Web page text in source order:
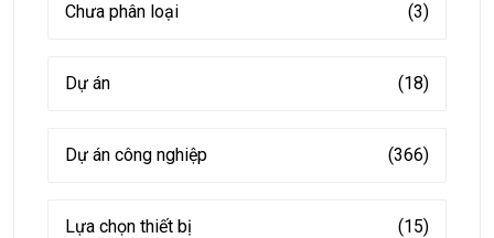
Chưa phân loại (3)
Dự án (18)
Dự án công nghiệp (366)
Lựa chọn thiết bị (15)